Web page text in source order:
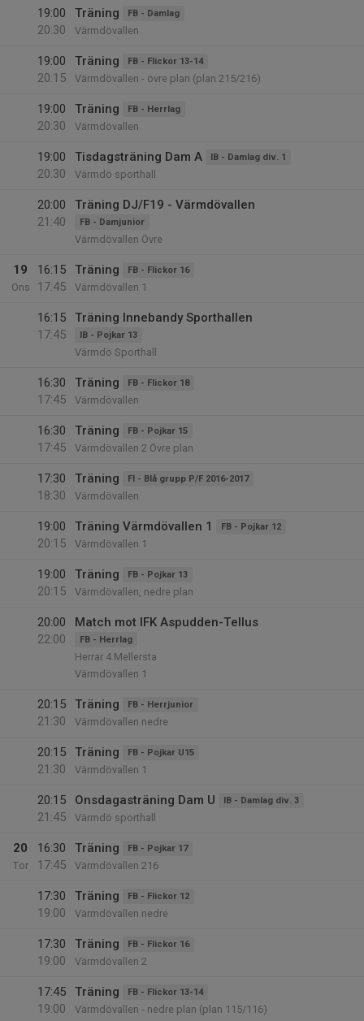
19:00
20:30
Träning FB - Damlag
Värmdövallen
19:00
20:15
Träning FB - Flickor 13-14
Värmdövallen - övre plan (plan 215/216)
19:00
20:30
Träning FB - Herrlag
Värmdövallen
19:00
20:30
Tisdagsträning Dam A IB - Damlag div. 1
Värmdö sporthall
20:00
21:40
Träning DJ/F19 - Värmdövallen
FB - Damjunior
Värmdövallen Övre
19
Ons
16:15
17:45
Träning FB - Flickor 16
Värmdövallen 1
16:15
17:45
Träning Innebandy Sporthallen
IB - Pojkar 13
Värmdö Sporthall
16:30
17:45
Träning FB - Flickor 18
Värmdövallen
16:30
17:45
Träning FB - Pojkar 15
Värmdövallen 2 Övre plan
17:30
18:30
Träning FI - Blå grupp P/F 2016-2017
Värmdövallen
19:00
20:15
Träning Värmdövallen 1 FB - Pojkar 12
Värmdövallen 1
19:00
20:15
Träning FB - Pojkar 13
Värmdövallen, nedre plan
20:00
22:00
Match mot IFK Aspudden-Tellus
FB - Herrlag
Herrar 4 Mellersta
Värmdövallen 1
20:15
21:30
Träning FB - Herrjunior
Värmdövallen nedre
20:15
21:30
Träning FB - Pojkar U15
Värmdövallen 1
20:15
21:45
Onsdagasträning Dam U IB - Damlag div. 3
Värmdö sporthall
20
Tor
16:30
17:45
Träning FB - Pojkar 17
Värmdövallen 216
17:30
19:00
Träning FB - Flickor 12
Värmdövallen nedre
17:30
19:00
Träning FB - Flickor 16
Värmdövallen 2
17:45
19:00
Träning FB - Flickor 13-14
Värmdövallen - nedre plan (plan 115/116)